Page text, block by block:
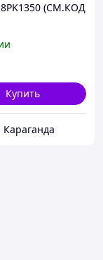
(СМ.КОД
Купить